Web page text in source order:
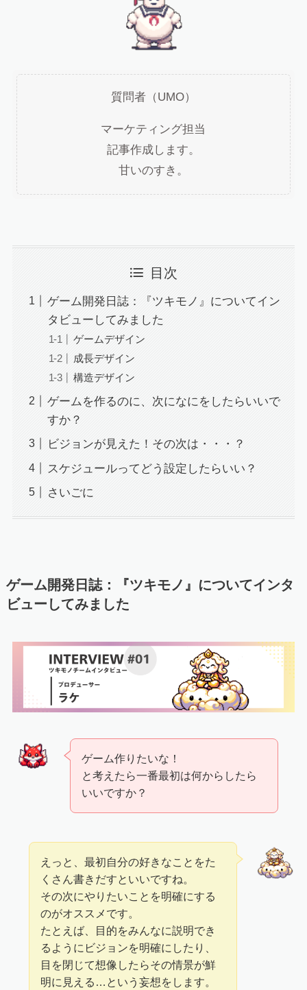
質問者（UMO）
マーケティング担当
記事作成します。
甘いのすき。
目次
ゲーム開発日誌：『ツキモノ』についてイン
タビューしてみました
ゲームデザイン
成長デザイン
構造デザイン
ゲームを作るのに、次になにをしたらいいで
すか？
ビジョンが見えた！その次は・・・？
スケジュールってどう設定したらいい？
さいごに
ゲーム開発日誌：『ツキモノ』についてインタ
ビューしてみました
ゲーム作りたいな！
と考えたら一番最初は何からしたら
いいですか？
えっと、最初自分の好きなことをた
くさん書きだすといいですね。
その次にやりたいことを明確にする
のがオススメです。
たとえば、目的をみんなに説明でき
るようにビジョンを明確にしたり、
目を閉じて想像したらその情景が鮮
明に見える…という妄想をします。